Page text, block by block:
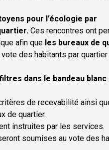
pour l’écologie par
Ces rencontres ont
afin que les bureaux de
des habitants par quartier
dans le bandeau blanc
de recevabilité ainsi
de quartier.
instruites par les services.
soumises au vote des